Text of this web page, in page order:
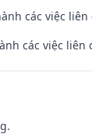
các việc
các việc